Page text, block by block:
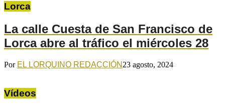
Lorca
La calle Cuesta de San Francisco de
Lorca abre al tráfico el miércoles 28
Por EL LORQUINO REDACCIÓN 23 agosto, 2024
Vídeos